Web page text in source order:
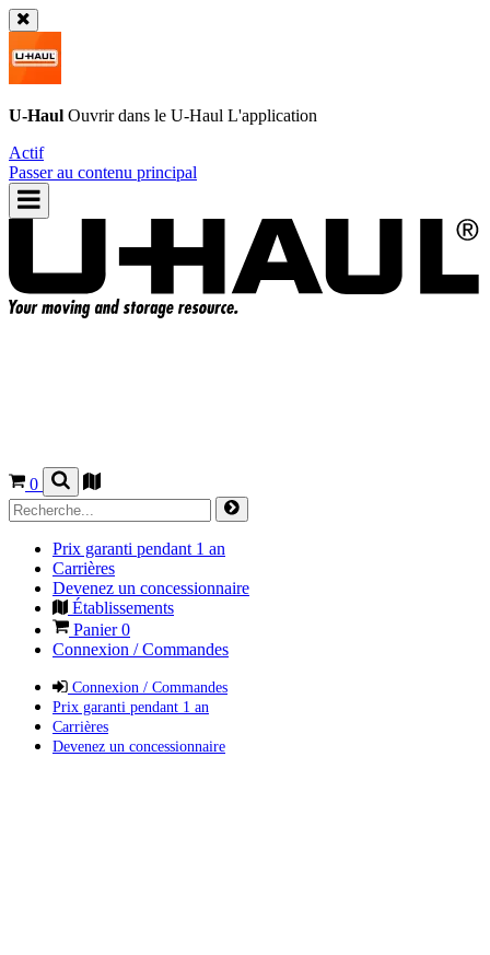
U-Haul Ouvrir dans le U-Haul L'application
Actif
Passer au contenu principal
0
Prix garanti pendant 1 an
Carrières
Devenez un concessionnaire
Établissements
Panier0
Connexion / Commandes
Connexion / Commandes
Prix garanti pendant 1 an
Carrières
Devenez un concessionnaire